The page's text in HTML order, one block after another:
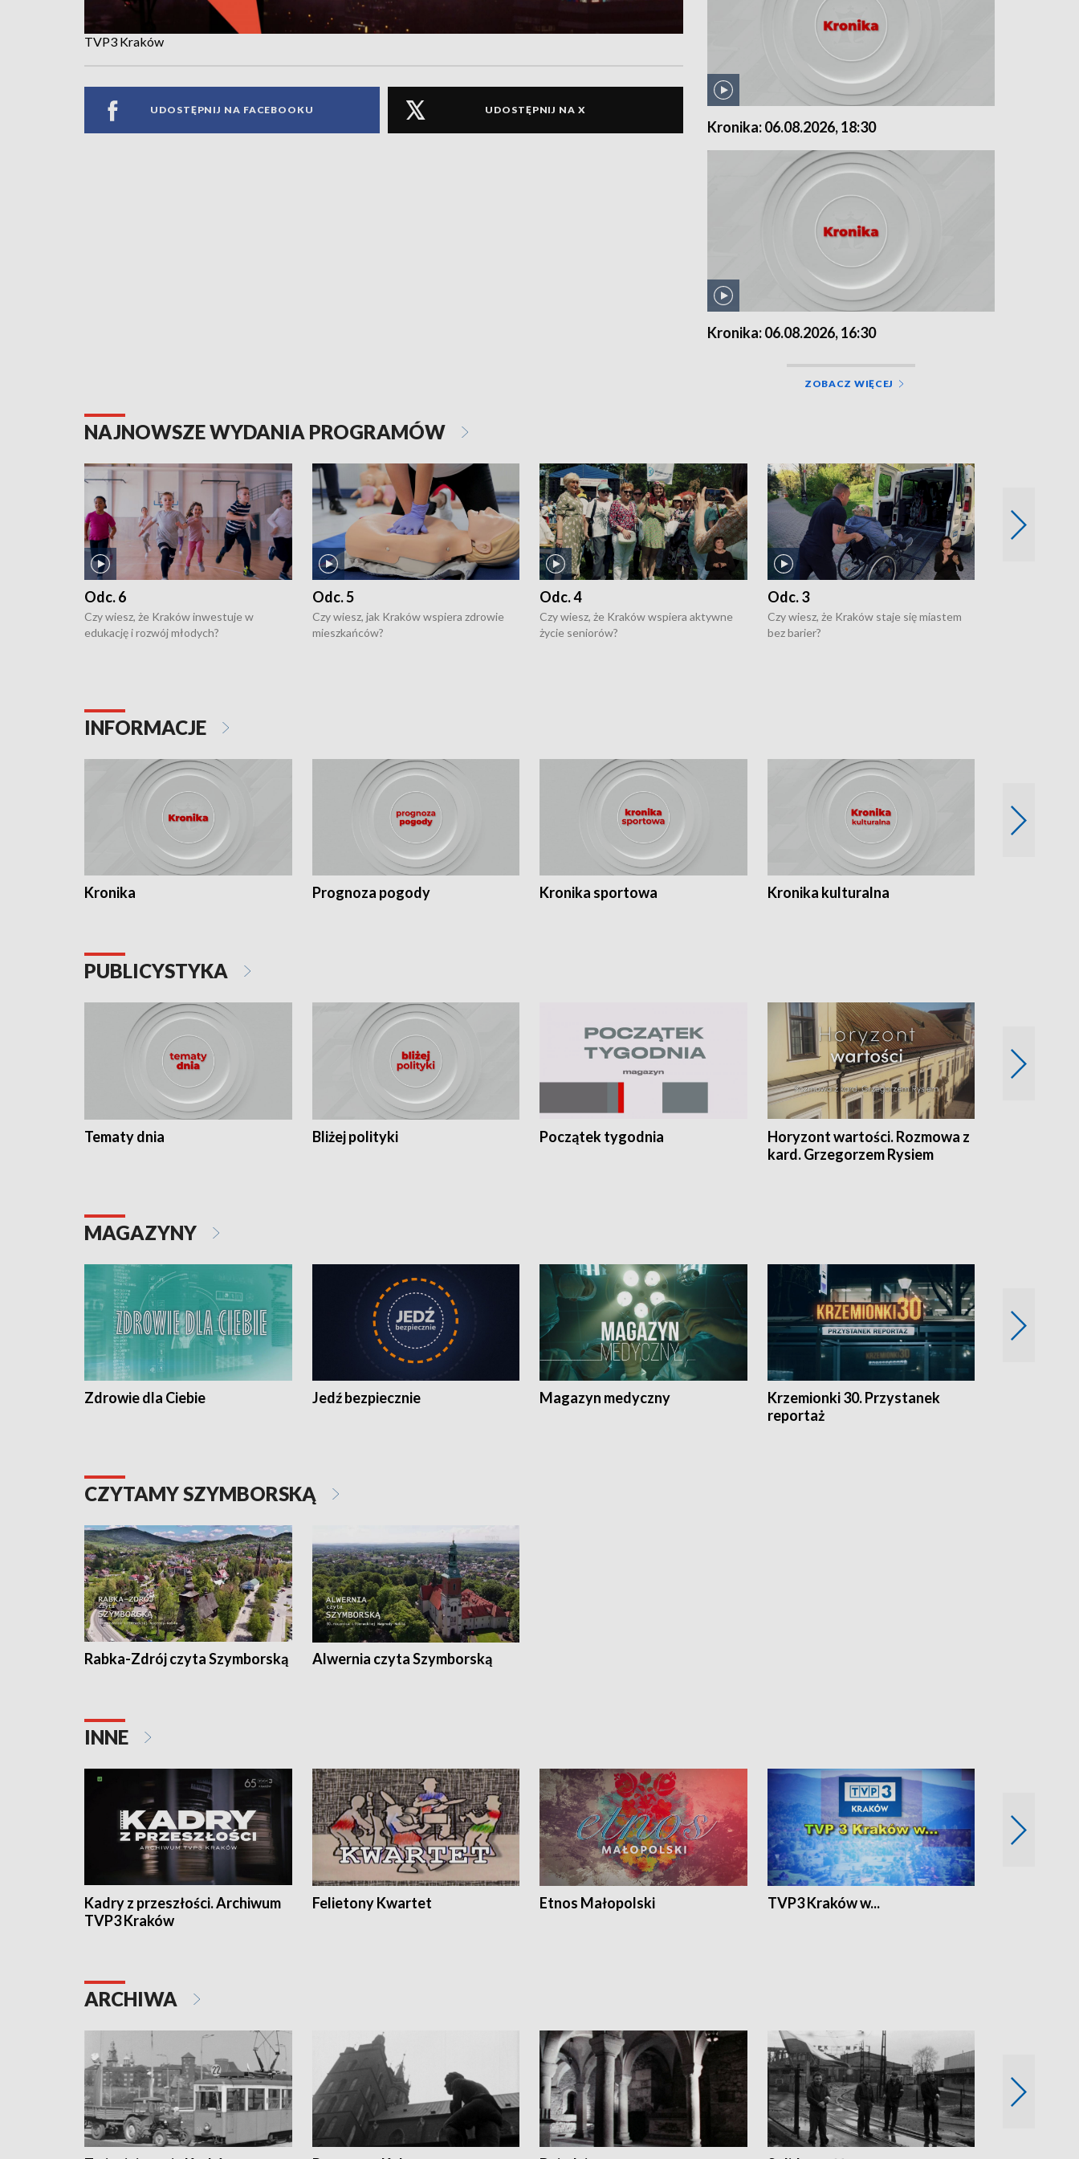
TVP3 Kraków
UDOSTĘPNIJ NA FACEBOOKU UDOSTĘPNIJ NA X
Kronika: 06.08.2026, 18:30
Kronika: 06.08.2026, 16:30
ZOBACZ WIĘCEJ
NAJNOWSZE WYDANIA PROGRAMÓW
Odc. 6
Czy wiesz, że Kraków inwestuje w
edukację i rozwój młodych?
Odc. 5
Czy wiesz, jak Kraków wspiera zdrowie
mieszkańców?
Odc. 4
Czy wiesz, że Kraków wspiera aktywne
życie seniorów?
Odc. 3
Czy wiesz, że Kraków staje się miastem
bez barier?
INFORMACJE
Kronika Prognoza pogody Kronika sportowa Kronika kulturalna
PUBLICYSTYKA
Tematy dnia Bliżej polityki Początek tygodnia
Horyzont wartości. Rozmowa z
kard. Grzegorzem Rysiem
MAGAZYNY
Zdrowie dla Ciebie Jedź bezpiecznie Magazyn medyczny
Krzemionki 30. Przystanek
reportaż
CZYTAMY SZYMBORSKĄ
Rabka-Zdrój czyta Szymborską Alwernia czyta Szymborską
INNE
Kadry z przeszłości. Archiwum
TVP3 Kraków
Felietony Kwartet Etnos Małopolski TVP3 Kraków w...
ARCHIWA